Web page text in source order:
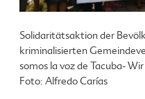
Solidaritätsaktion der
kriminalisierten
somos la voz de Tacuba-
Foto: Alfredo Carías